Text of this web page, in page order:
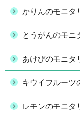
かりんのモニタ
とうがんのモニ
あけびのモニタ
キウイフルーツ
レモンのモニタ